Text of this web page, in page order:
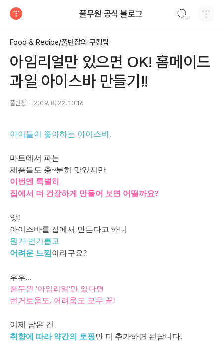
풀무원 공식 블로그
Food & Recipe/풀반장의 쿠킹팁
아임리얼만 있으면 OK! 홈메이드
과일 아이스바 만들기!!
풀반장 2019. 8. 22. 10:16
아이들이 좋아하는 아이스바.
마트에서 파는
제품들도 충~분히 맛있지만
이번엔 특별히
집에서 더 건강하게 만들어 보면 어떨까요?
앗!
아이스바를 집에서 만든다고 하니
뭔가 번거롭고
어려운 느낌 이라구요?
후후...
풀무원 '아임리얼'만 있다면
번거로움도, 어려움도 모두 끝!
이제 남은 건
취향에 따라 약간의 토핑만 더 추가하면 된답니다.